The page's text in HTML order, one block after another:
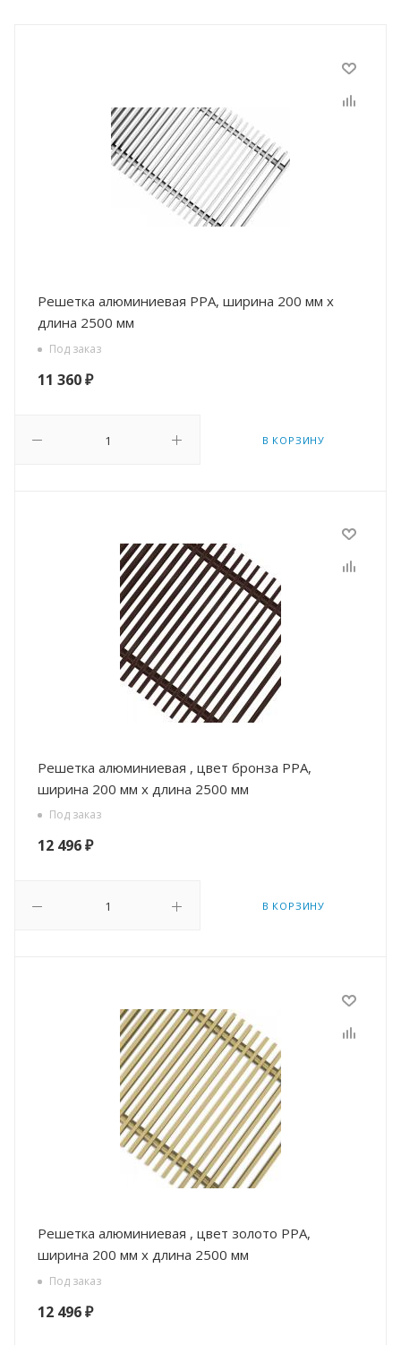
Решетка алюминиевая РРА, ширина 200 мм х
длина 2500 мм
Под заказ
11 360₽
В КОРЗИНУ
Решетка алюминиевая , цвет бронза РРА,
ширина 200 мм х длина 2500 мм
Под заказ
12 496₽
В КОРЗИНУ
Решетка алюминиевая , цвет золото РРА,
ширина 200 мм х длина 2500 мм
Под заказ
12 496₽